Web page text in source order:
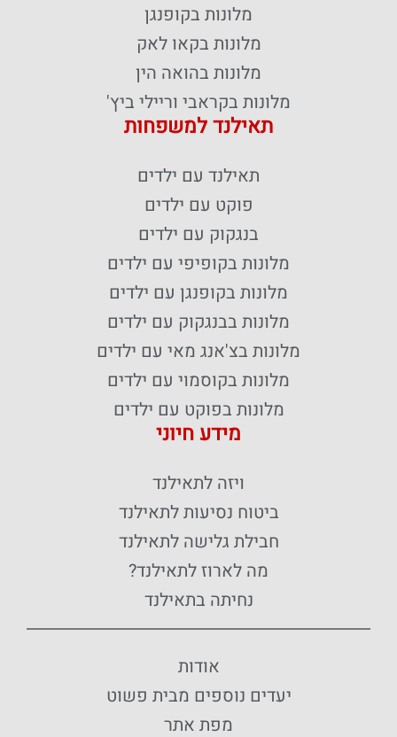
מלונות בקופנגן
מלונות בקאו לאק
מלונות בהואה הין
מלונות בקראבי וריילי ביץ'
תאילנד למשפחות
תאילנד עם ילדים
פוקט עם ילדים
בנגקוק עם ילדים
מלונות בקופיפי עם ילדים
מלונות בקופנגן עם ילדים
מלונות בבנגקוק עם ילדים
מלונות בצ'אנג מאי עם ילדים
מלונות בקוסמוי עם ילדים
מלונות בפוקט עם ילדים
מידע חיוני
ויזה לתאילנד
ביטוח נסיעות לתאילנד
חבילת גלישה לתאילנד
מה לארוז לתאילנד?
נחיתה בתאילנד
אודות
יעדים נוספים מבית פשוט
מפת אתר